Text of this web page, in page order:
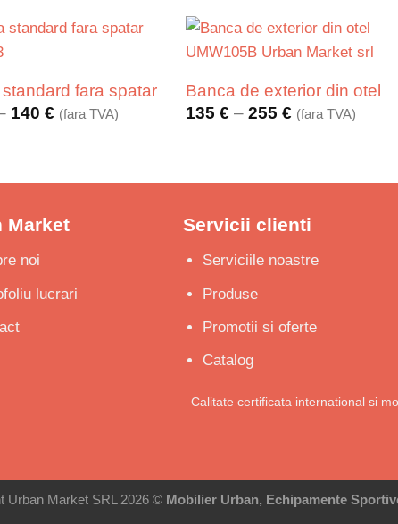
fara spatar
140 €Interval
(fara TVA)
Banca de exterior din otel
135€ – 255€ Interval
(fara TVA)
Market
noi
lucrari
Servicii clienti
Serviciile noastre
Produse
Promotii si oferte
Catalog
Calitate certificata international si
Urban Market SRL 2026 © Mobilier Urban, Echipamente